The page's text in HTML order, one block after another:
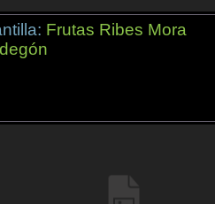
Frutas Ribes Mora